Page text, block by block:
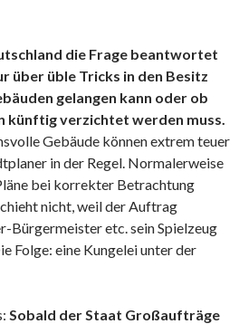
die Frage beantwortet
über üble Tricks in den Besitz
gelangen kann oder ob
künftig verzichtet werden muss.
Gebäude können extrem teuer
in der Regel. Normalerweise
bei korrekter Betrachtung
nicht, weil der Auftrag
Bürgermeister etc. sein Spielzeug
Folge: eine Kungelei unter der
Sobald der Staat Großaufträge